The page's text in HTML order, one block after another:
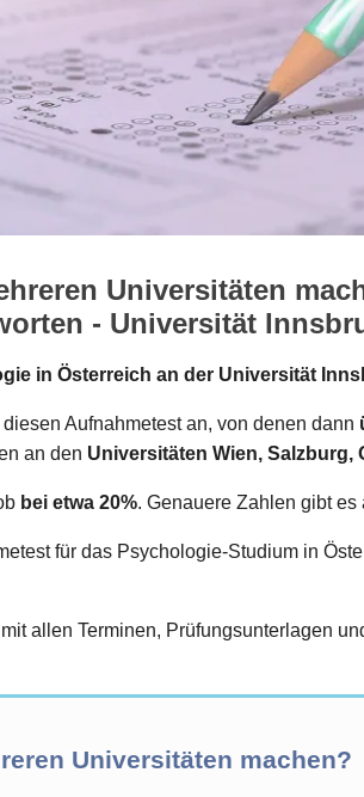
Universitäten
- Universität
in Österreich an der Universität
diesen Aufnahmetest an, von denen dann
an den Universitäten Wien, Salzburg,
bei etwa 20%. Genauere Zahlen gibt es
für das Psychologie-Studium in
allen Terminen, Prüfungsunterlagen
Universitäten machen?